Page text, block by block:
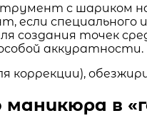
с шариком
если
создания точек
аккуратности.
коррекции),
в